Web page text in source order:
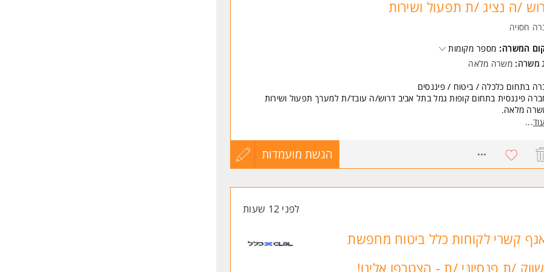
משרות ומידע על פול גרי סוכנות לביטוח בע"מ >
/ה נציג /ת תפעול ושירות
חסויה
המשרה: מספר מקומות
משרה: משרה מלאה
בתחום כלכלה / ביטוח / פיננסים
פיננסית בתחום קופות גמל בתל אביב דרוש/ה עובד/ת למערך תפעול ושירות
מלאה.
בבקשות עמיתי הקופה
בשיתוף עם מחלקות נוספות בחברה
עבודה נעימה
קודם והכרות עם תחום קופות הגמל - יתרון
בשירות לקוחות - יתרון
עוד...
הגשת מועמדות
עדכון
לפני 12 שעות
קשרי לקוחות כלל ביטוח מחפשת
/ת פנסיוני /ת - הצטרפו אלינו!